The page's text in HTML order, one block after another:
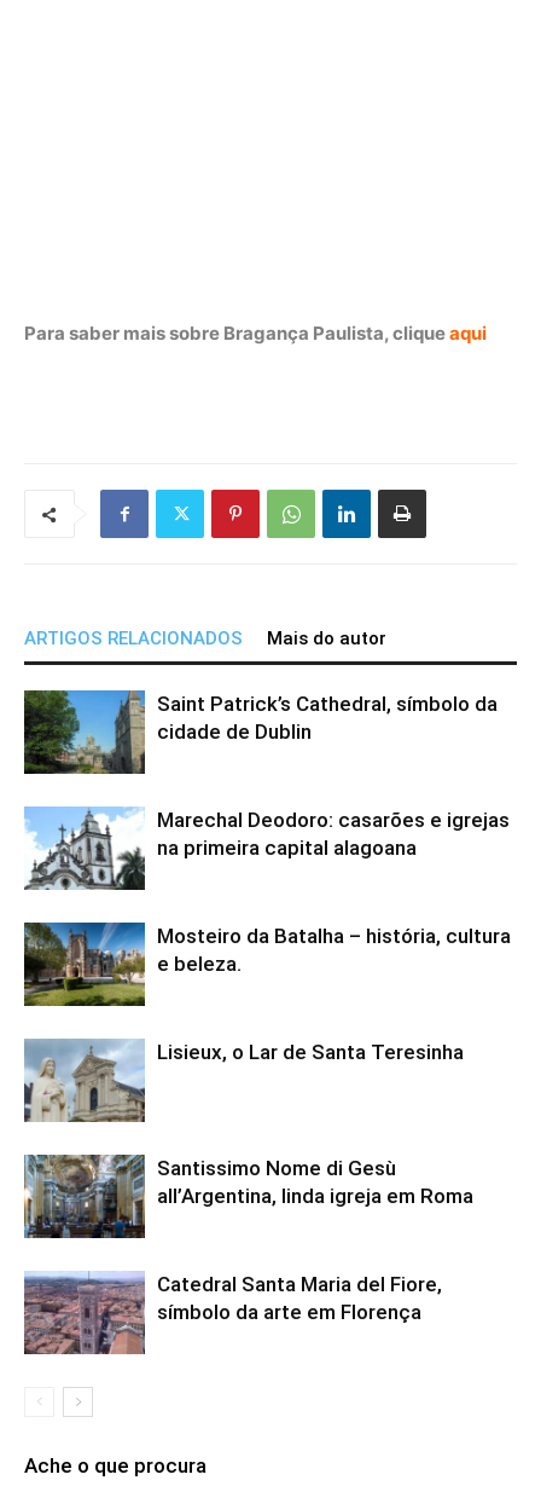
Para saber mais sobre Bragança Paulista, cliqueaqui
ARTIGOS RELACIONADOS Mais do autor
Saint Patrick’s Cathedral, símbolo da
cidade de Dublin
Marechal Deodoro: casarões e igrejas
na primeira capital alagoana
Mosteiro da Batalha – história, cultura
e beleza.
Lisieux, o Lar de Santa Teresinha
Santissimo Nome di Gesù
all’Argentina, linda igreja em Roma
Catedral Santa Maria del Fiore,
símbolo da arte em Florença
Ache o que procura